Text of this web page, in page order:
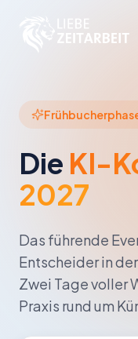
Die KI-
2027
Das führende
Entscheider in
Zwei Tage voller
Praxis rund um